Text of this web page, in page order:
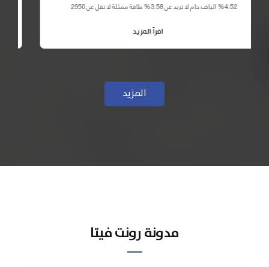
4.52% الياف خام لا تزيد عن 3.58% طاقة ممثلة لا تقل عن 2950
اقرأ المزيد
المزيد
مدونة رونت فيتا